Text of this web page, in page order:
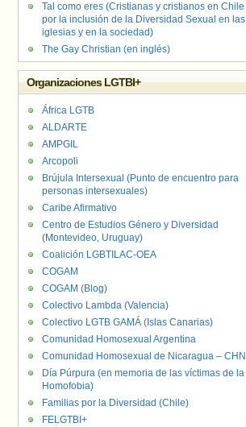
Tal como eres (Cristianas y cristianos en Chile
por la inclusión de la Diversidad Sexual en las
iglesias y en la sociedad)
The Gay Christian (en inglés)
Organizaciones LGTBI+
África LGTB
ALDARTE
AMPGIL
Arcopoli
Brújula Intersexual (Punto de encuentro para
personas intersexuales)
Caribe Afirmativo
Centro de Estudios Género y Diversidad
(Montevideo, Uruguay)
Coalición LGBTILAC-OEA
COGAM
COGAM (Blog)
Colectivo Lambda (Valencia)
Colectivo LGTB GAMÁ (Islas Canarias)
Comunidad Homosexual Argentina
Comunidad Homosexual de Nicaragua – CHN
Día Púrpura (en memoria de las víctimas de la
Homofobia)
Familias por la Diversidad (Chile)
FELGTBI+